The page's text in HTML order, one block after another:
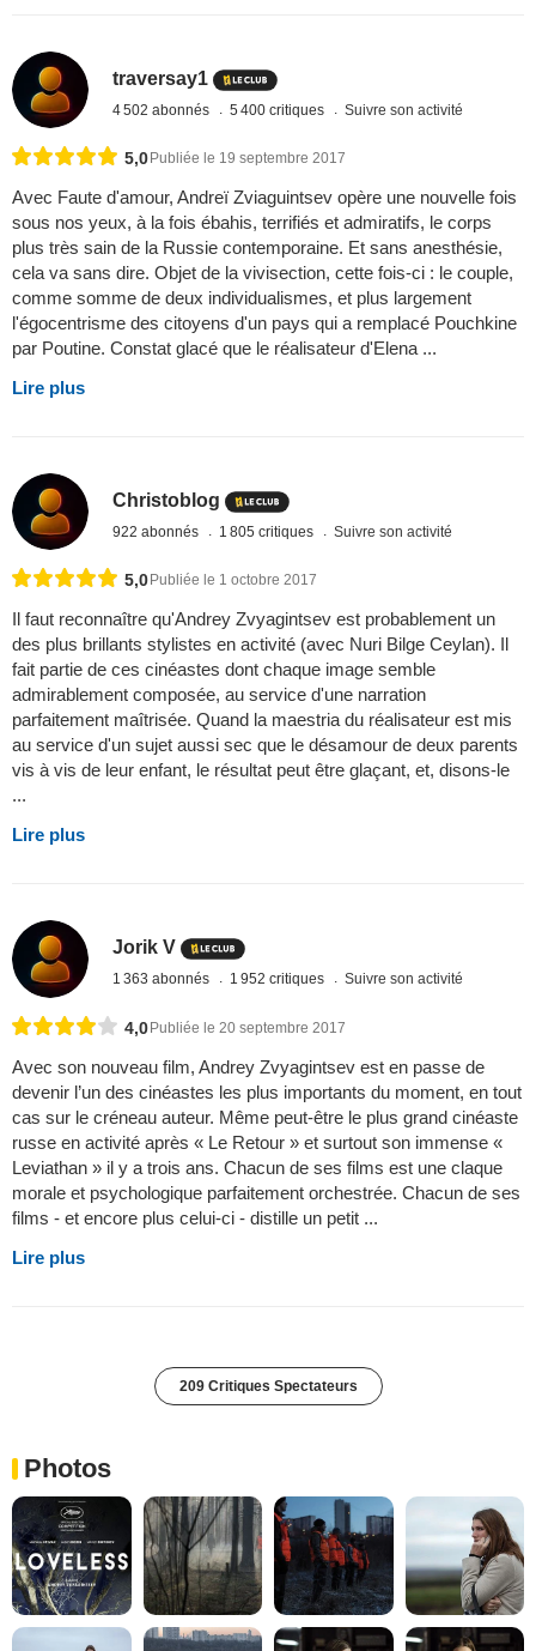
traversay1
4 502 abonnés 5 400 critiques Suivre son activité
5,0 Publiée le 19 septembre 2017
Avec Faute d'amour, Andreï Zviaguintsev opère une nouvelle fois
sous nos yeux, à la fois ébahis, terrifiés et admiratifs, le corps
plus très sain de la Russie contemporaine. Et sans anesthésie,
cela va sans dire. Objet de la vivisection, cette fois-ci : le couple,
comme somme de deux individualismes, et plus largement
l'égocentrisme des citoyens d'un pays qui a remplacé Pouchkine
par Poutine. Constat glacé que le réalisateur d'Elena ...
Lire plus
Christoblog
922 abonnés 1 805 critiques Suivre son activité
5,0 Publiée le 1 octobre 2017
Il faut reconnaître qu'Andrey Zvyagintsev est probablement un
des plus brillants stylistes en activité (avec Nuri Bilge Ceylan). Il
fait partie de ces cinéastes dont chaque image semble
admirablement composée, au service d'une narration
parfaitement maîtrisée. Quand la maestria du réalisateur est mis
au service d'un sujet aussi sec que le désamour de deux parents
vis à vis de leur enfant, le résultat peut être glaçant, et, disons-le
...
Lire plus
Jorik V
1 363 abonnés 1 952 critiques Suivre son activité
4,0Publiée le 20 septembre 2017
Avec son nouveau film, Andrey Zvyagintsev est en passe de
devenir l’un des cinéastes les plus importants du moment, en tout
cas sur le créneau auteur. Même peut-être le plus grand cinéaste
russe en activité après « Le Retour » et surtout son immense «
Leviathan » il y a trois ans. Chacun de ses films est une claque
morale et psychologique parfaitement orchestrée. Chacun de ses
films - et encore plus celui-ci - distille un petit ...
Lire plus
209 Critiques Spectateurs
Photos